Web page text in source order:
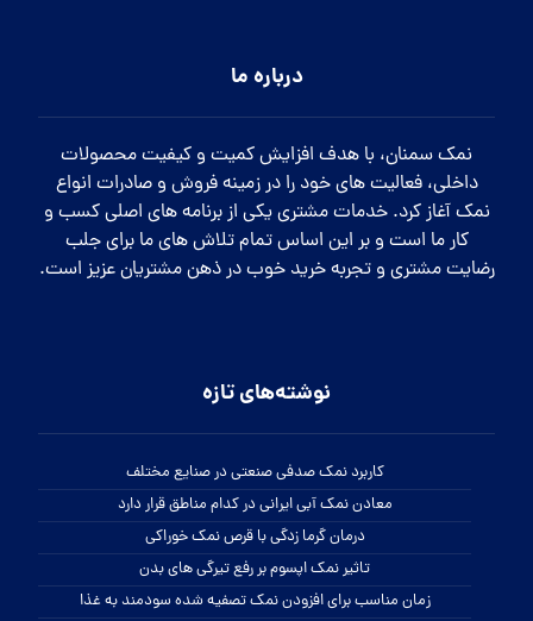
درباره ما
نمک سمنان، با هدف افزایش کمیت و کیفیت محصولات
داخلی، فعالیت های خود را در زمینه فروش و صادرات انواع
نمک آغاز کرد. خدمات مشتری یکی از برنامه های اصلی کسب و
کار ما است و بر این اساس تمام تلاش های ما برای جلب
رضایت مشتری و تجربه خرید خوب در ذهن مشتریان عزیز است.
نوشته‌های تازه
کاربرد نمک صدفی صنعتی در صنایع مختلف
معادن نمک آبی ایرانی در کدام مناطق قرار دارد
درمان گرما زدگی با قرص نمک خوراکی
تاثیر نمک اپسوم بر رفع تیرگی های بدن
زمان مناسب برای افزودن نمک تصفیه شده سودمند به غذا